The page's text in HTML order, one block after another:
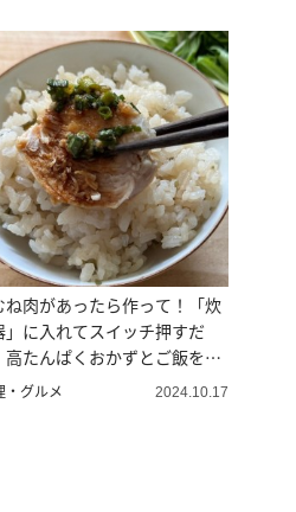
ね肉があったら作って！「炊
」に入れてスイッチ押すだ
高たんぱくおかずとご飯を同
作る方法
・グルメ 2024.10.17